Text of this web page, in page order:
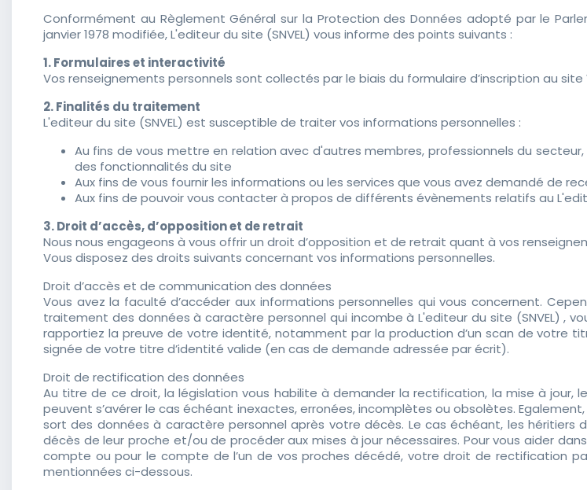
Conformément au Règlement Général sur la Protection des Données adopté par le
janvier 1978 modifiée, L'editeur du site (SNVEL) vous informe des points suivants :
1. Formulaires et interactivité
Vos renseignements personnels sont collectés par le biais du formulaire d’inscription au
2. Finalités du traitement
L'editeur du site (SNVEL) est susceptible de traiter vos informations personnelles :
Au fins de vous mettre en relation avec d'autres membres, professionnels du
des fonctionnalités du site
Aux fins de vous fournir les informations ou les services que vous avez demandé de
Aux fins de pouvoir vous contacter à propos de différents évènements relatifs au
3. Droit d’accès, d’opposition et de retrait
Nous nous engageons à vous offrir un droit d’opposition et de retrait quant à vos
Vous disposez des droits suivants concernant vos informations personnelles.
Droit d’accès et de communication des données
Vous avez la faculté d’accéder aux informations personnelles qui vous concernent.
traitement des données à caractère personnel qui incombe à L'editeur du site (SNVEL) ,
rapportiez la preuve de votre identité, notamment par la production d’un scan de votre
signée de votre titre d’identité valide (en cas de demande adressée par écrit).
Droit de rectification des données
Au titre de ce droit, la législation vous habilite à demander la rectification, la mise à jour,
peuvent s’avérer le cas échéant inexactes, erronées, incomplètes ou obsolètes.
sort des données à caractère personnel après votre décès. Le cas échéant, les héritiers
décès de leur proche et/ou de procéder aux mises à jour nécessaires. Pour vous aider
compte ou pour le compte de l’un de vos proches décédé, votre droit de rectification
mentionnées ci-dessous.